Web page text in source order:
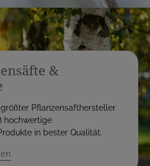
&
größter Pflanzensafthersteller
hochwertige
in bester Qualität.